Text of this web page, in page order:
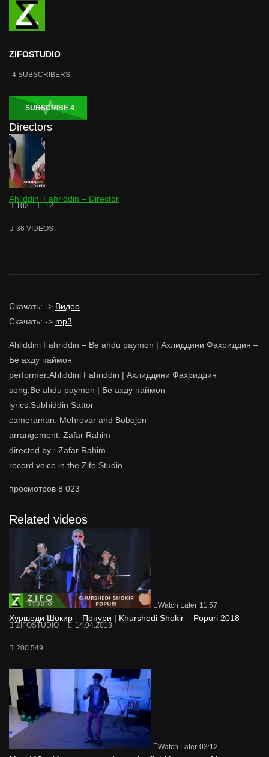
ZIFOSTUDIO
4 SUBSCRIBERS
SUBSCRIBE 4
Directors
Ahliddini Fahriddin – Director
102 12
36 VIDEOS
Скачать: -> Видео
Скачать: -> mp3
Ahliddini Fahriddin – Be ahdu paymon | Ахлиддини Фахриддин –
Бе ахду паймон
performer:Ahliddini Fahriddin | Ахлиддини Фахриддин
song:Be ahdu paymon | Бе ахду паймон
lyrics:Subhiddin Sattor
cameraman: Mehrovar and Bobojon
arrangement: Zafar Rahim
directed by : Zafar Rahim
record voice in the Zifo Studio
просмотров 8 023
Related videos
Watch Later 11:57
Хуршеди Шокир – Попури | Khurshedi Shokir – Popuri 2018
ZIFOSTUDIO 14.04.2018
200 549
Watch Later 03:12